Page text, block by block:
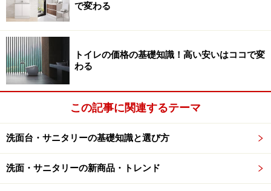
心地よい空間を生み出すデザイン性も重視したいもの。
ライフスタイルや家族構成によっては、空間全体として
収納に配慮する必要はあるかもしれませんが、コンパク
トにまとめられたフロートプランの洗面は、魅力的なデ
ザインと言えるでしょう。
■洗面化粧台「C-Line（シーライン）」商品概要
・フロートプラン
仕様／1面鏡幅900プラン（ホワイト）
希望小売価格（税抜・工事費別）／166,500円
・標準プラン
で変わる
トイレの価格の基礎知識！高い安いはココで変
わる
この記事に関連するテーマ
洗面台・サニタリーの基礎知識と選び方
洗面・サニタリーの新商品・トレンド